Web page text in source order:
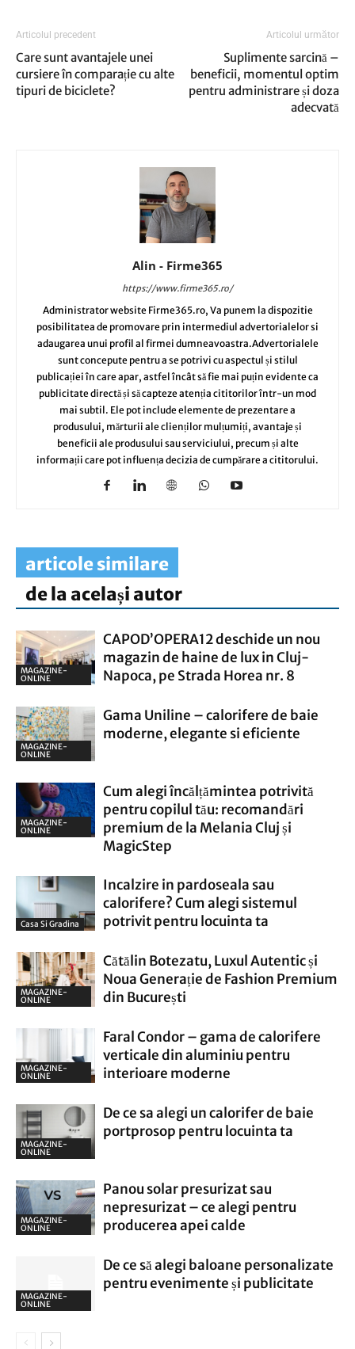
Articolul precedent
Care sunt avantajele unei
cursiere în comparație cu alte
tipuri de biciclete?
Articolul următor
Suplimente sarcină –
beneficii, momentul optim
pentru administrare și doza
adecvată
Alin - Firme365
https://www.firme365.ro/
Administrator website Firme365.ro, Va punem la dispozitie
posibilitatea de promovare prin intermediul advertorialelor si
adaugarea unui profil al firmei dumneavoastra.Advertorialele
sunt concepute pentru a se potrivi cu aspectul și stilul
publicației în care apar, astfel încât să fie mai puțin evidente ca
publicitate directă și să capteze atenția cititorilor într-un mod
mai subtil. Ele pot include elemente de prezentare a
produsului, mărturii ale clienților mulțumiți, avantaje și
beneficii ale produsului sau serviciului, precum și alte
informații care pot influența decizia de cumpărare a cititorului.
articole similare
de la același autor
MAGAZINE-
ONLINE
CAPOD’OPERA12 deschide un nou
magazin de haine de lux in Cluj-
Napoca, pe Strada Horea nr. 8
MAGAZINE-
ONLINE
Gama Uniline – calorifere de baie
moderne, elegante si eficiente
MAGAZINE-
ONLINE
Cum alegi încălțămintea potrivită
pentru copilul tău: recomandări
premium de la Melania Cluj și
MagicStep
Casa Si Gradina
Incalzire in pardoseala sau
calorifere? Cum alegi sistemul
potrivit pentru locuinta ta
MAGAZINE-
ONLINE
Cătălin Botezatu, Luxul Autentic și
Noua Generație de Fashion Premium
din București
MAGAZINE-
ONLINE
Faral Condor – gama de calorifere
verticale din aluminiu pentru
interioare moderne
MAGAZINE-
ONLINE
De ce sa alegi un calorifer de baie
portprosop pentru locuinta ta
MAGAZINE-
ONLINE
Panou solar presurizat sau
nepresurizat – ce alegi pentru
producerea apei calde
MAGAZINE-
ONLINE
De ce să alegi baloane personalizate
pentru evenimente și publicitate